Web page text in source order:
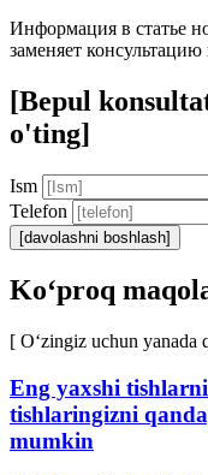
Информация в статье
заменяет
[Bepul
o'ting]
Ism
Telefon
[davolashni boshlash]
Ko‘proq
[ O‘zingiz uchun
Eng yaxshi
tishlaringizni
mumkin